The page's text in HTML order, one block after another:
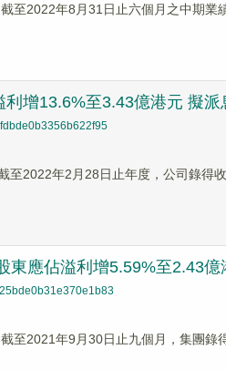
至2022年8月31日止六個月之中期
增13.6%至3.43億港元 擬派
至2022年2月28日止年度，公司錄
東應佔溢利增5.59%至2.43億
至2021年9月30日止九個月，集團